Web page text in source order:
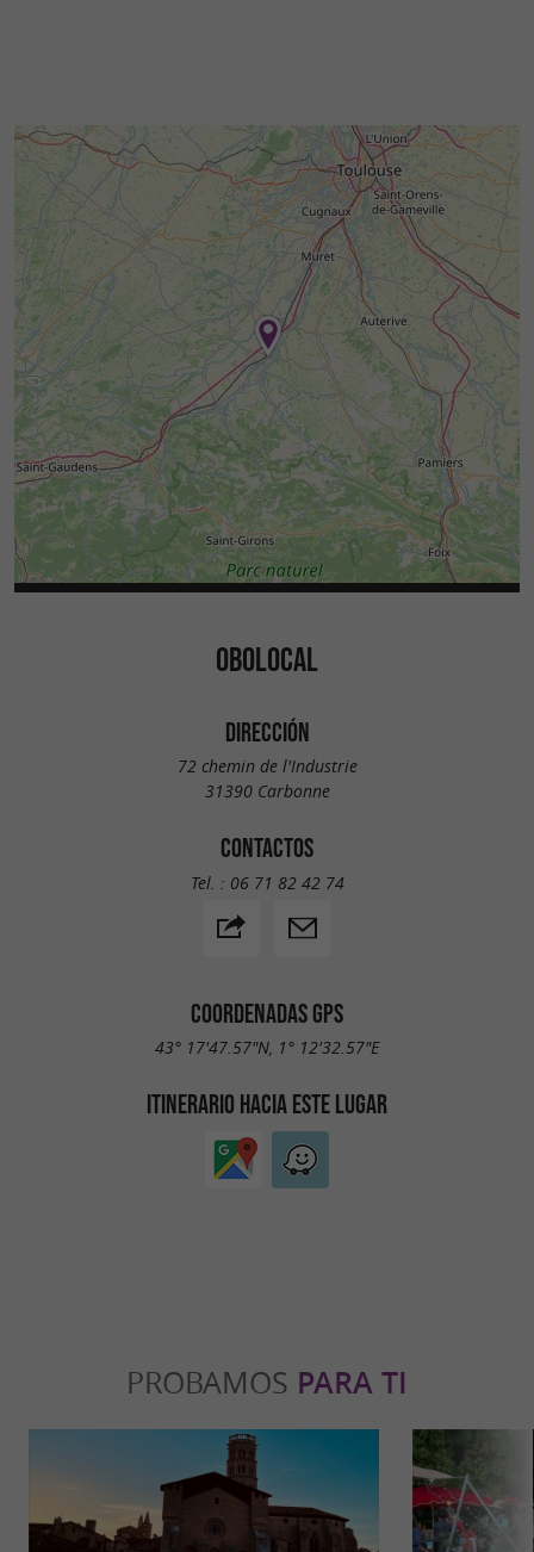
OBOLOCAL
DIRECCIÓN
72 chemin de l'Industrie
31390 Carbonne
CONTACTOS
Tel. : 06 71 82 42 74
COORDENADAS GPS
43° 17'47.57"N, 1° 12'32.57"E
ITINERARIO HACIA ESTE LUGAR
PROBAMOS PARA TI